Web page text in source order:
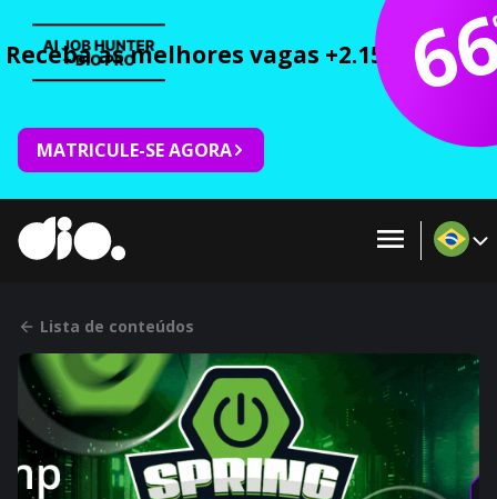
Receba as melhores vagas +2.150 cursos
MATRICULE-SE AGORA
Lista de conteúdos